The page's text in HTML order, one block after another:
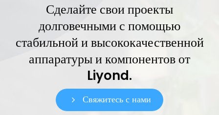
Сделайте свои проекты
долговечными с помощью
стабильной и высококачественной
аппаратуры и компонентов от
Liyond.
Свяжитесь с нами